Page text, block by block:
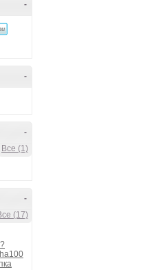
-
-
-
Все (1)
-
(17)